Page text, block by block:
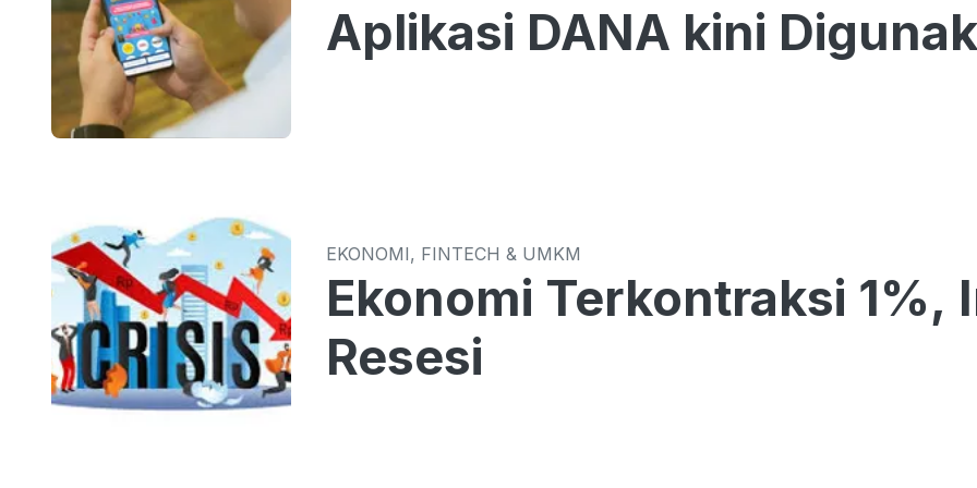
Aplikasi DANA kini
EKONOMI, FINTECH & UMKM
Ekonomi Terkontraksi 1%,
Resesi